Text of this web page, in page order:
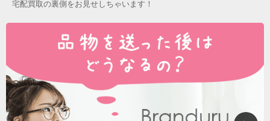
宅配買取の裏側をお見せしちゃいます！